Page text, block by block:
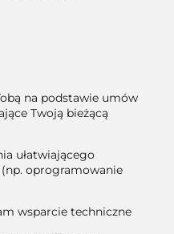
na podstawie umów
Twoją bieżącą
ułatwiającego
(np. oprogramowanie
wsparcie techniczne